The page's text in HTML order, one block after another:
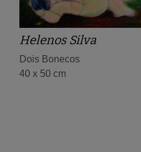
Helenos Silva
Dois Bonecos
40 x 50 cm